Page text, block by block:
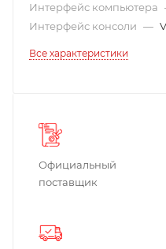
Интерфейс компьютера
Интерфейс консоли —
Все характеристики
Официальный
поставщик